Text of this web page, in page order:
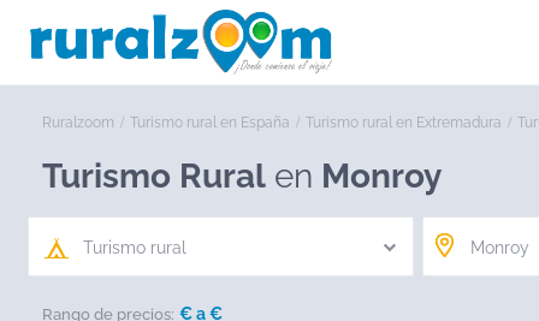
Ruralzoom Turismo rural en España Turismo rural en Extremadura
Turismo Rural en Monroy
Turismo rural
Rango de precios: € a€